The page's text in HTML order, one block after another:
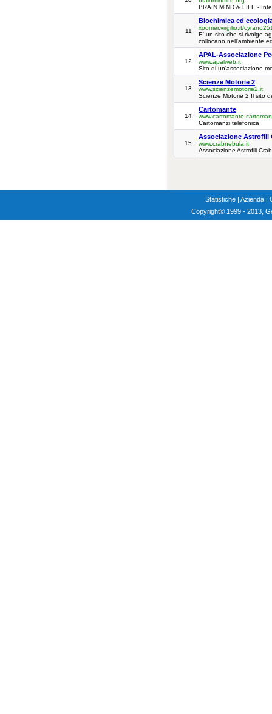
BRAIN MIND & LIFE -
11
Biochimica ed
xoomer.virgilio.it/
E' un sito che si rivolge
collocano nell'ambiente
12
APAL-Associazione
www.apalweb.it
Sito di un'associazione
13
Scienze Motorie 2
www.scienzemotorie2.it
Scienze Motorie 2 Il sito
14
Cartomante
www.cartomante-
Cartomanzi telefonica
15
Associazione Astrofili
www.crabnebula.it
Associazione Astrofili
Statistiche | Azienda |
Copyright© 1999 - 2013,